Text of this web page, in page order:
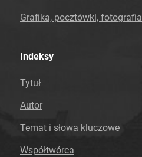
Grafika, pocztówki, fotografia
Indeksy
Tytuł
Autor
Temat i słowa kluczowe
Współtwórca